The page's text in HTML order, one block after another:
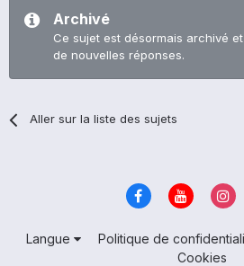
Archivé
Ce sujet est désormais archivé
de nouvelles réponses.
Aller sur la liste des sujets
Langue Politique de
Cookies